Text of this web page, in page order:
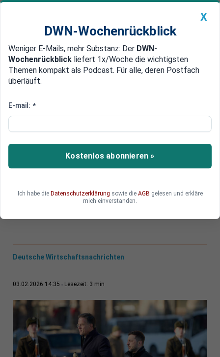
Newsticker MEIN DWN: Geldanlage Premium
Edelmetalle DWN-Magazin China
Nato-Generalsekretär Rutte zu
Russlands Angriffe auf die Ukraine treffen erneut
die Energieinfrastruktur. Hunderttausende
Menschen stehen ohne Heizung und Strom da.
während Moskau vor den anstehenden
Verhandlungen die kalten Wintertage nutzt, um
Deutsche Wirtschaftsnachrichten
03.02.2026 14:35 Lesezeit: 3 min
X
DWN-Wochenrückblick
Weniger E-Mails, mehr Substanz: Der DWN-
Wochenrückblick liefert 1x/Woche die wichtigsten
Themen kompakt als Podcast. Für alle, deren Postfach
überläuft.
E-mail: *
Kostenlos abonnieren »
Ich habe die Datenschutzerklärung sowie die AGB gelesen und erkläre
mich einverstanden.